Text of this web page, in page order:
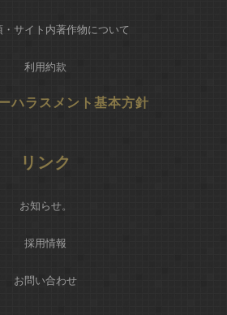
サイト内著作物について
利用約款
ハラスメント基本方針
リンク
お知らせ。
採用情報
お問い合わせ